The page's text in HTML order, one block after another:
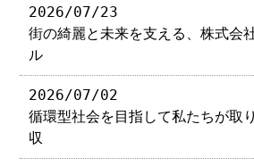
2026/07/23
街の綺麗と未来を支える、株式会
ル
2026/07/02
循環型社会を目指して私たちが取
収